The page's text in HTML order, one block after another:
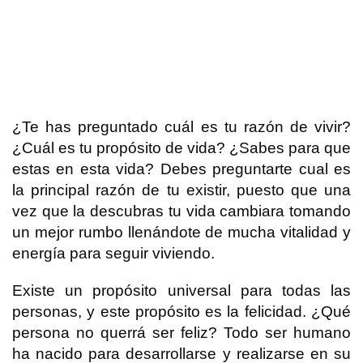
¿Te has preguntado cuál es tu razón de vivir?
¿Cuál es tu propósito de vida? ¿Sabes para que
estas en esta vida? Debes preguntarte cual es
la principal razón de tu existir, puesto que una
vez que la descubras tu vida cambiara tomando
un mejor rumbo llenándote de mucha vitalidad y
energía para seguir viviendo.
Existe un propósito universal para todas las
personas, y este propósito es la felicidad. ¿Qué
persona no querrá ser feliz? Todo ser humano
ha nacido para desarrollarse y realizarse en su